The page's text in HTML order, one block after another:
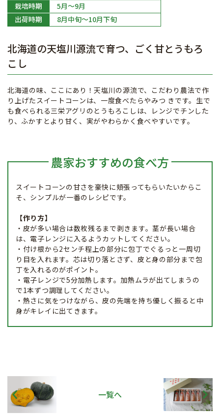
栽培時期
5月～9月
出荷時期
8月中旬～10月下旬
北海道の天塩川源流で育つ、ごく甘とうもろ
こし
北海道の味、ここにあり！天塩川の源流で、こだわり農法で作
り上げたスイートコーンは、一度食べたらやみつ きです。生で
も食べられる三栄アグリのとうもろこしは、レンジでチンした
り、ふかすとより甘く、実がやわらかく食べやすいです。
農家おすすめの食べ方
スイートコーンの甘さを豪快に頬張ってもらいたいからこ
そ、シンプルが一番のレシピです。
【作り方】
・皮が多い場合は数枚残るまで剥きます。茎が長い場合
は、電子レンジに入るようカットしてください。
・付け根から2センチ程上の部分に包丁でぐるっと一周切
り目を入れます。芯は切り落とさず、皮と身の部分まで包
丁を入れるのがポイント。
・電子レンジで5分加熱します。加熱ムラが出てしまうの
で1本ずつ調理してください。
・熱さに気をつけながら、皮の先端を持ち優しく振ると中
身がキレイに出てきます。
一覧へ